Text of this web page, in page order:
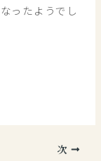
ったようでし
次